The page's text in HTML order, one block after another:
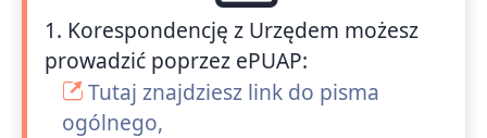
1. Korespondencję z Urzędem możesz
prowadzić poprzez ePUAP:
Tutaj znajdziesz link do pisma
ogólnego,